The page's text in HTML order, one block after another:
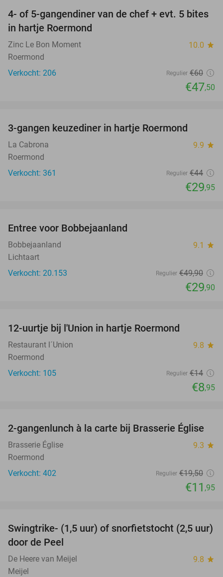
21%
4- of 5-gangendiner van de chef + evt. 5 bites
in hartje Roermond
Zinc Le Bon Moment 10.0 star
Roermond
Verkocht: 206
Regulier €60
€47,50
3-gangen keuzediner in hartje Roermond
La Cabrona 9.9 star
Roermond
Verkocht: 361
Regulier €44
€29,95
Entree voor Bobbejaanland
Bobbejaanland 9.1 star
Lichtaart
Verkocht: 20.153
Regulier €49,90
€29,90
12-uurtje bij l'Union in hartje Roermond
Restaurant l´Union 9.8 star
Roermond
Verkocht: 105
Regulier €14
€8,95
39%
2-gangenlunch à la carte bij Brasserie Église
Brasserie Église 9.3 star
Roermond
Verkocht: 402
Regulier €19,50
€11 ,95
30%
Swingtrike- (1,5 uur) of snorfietstocht (2,5 uur)
door de Peel
De Heere van Meijel 9.8 star
Meijel